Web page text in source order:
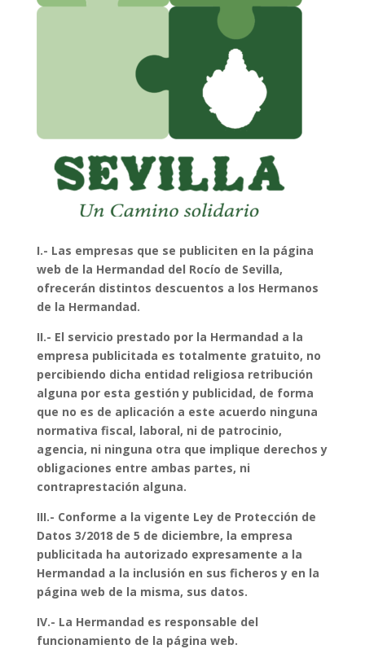
I.- Las empresas que se publiciten en la página
web de la Hermandad del Rocío de Sevilla,
ofrecerán distintos descuentos a los Hermanos
de la Hermandad.
II.- El servicio prestado por la Hermandad a la
empresa publicitada es totalmente gratuito, no
percibiendo dicha entidad religiosa retribución
alguna por esta gestión y publicidad, de forma
que no es de aplicación a este acuerdo ninguna
normativa fiscal, laboral, ni de patrocinio,
agencia, ni ninguna otra que implique derechos y
obligaciones entre ambas partes, ni
contraprestación alguna.
III.- Conforme a la vigente Ley de Protección de
Datos 3/2018 de 5 de diciembre, la empresa
publicitada ha autorizado expresamente a la
Hermandad a la inclusión en sus ficheros y en la
página web de la misma, sus datos.
IV.- La Hermandad es responsable del
funcionamiento de la página web.